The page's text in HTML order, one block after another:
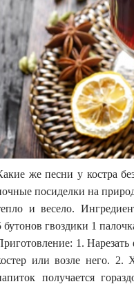
же песни у костра
посиделки на
и весело.
бутонов гвоздики 1
1.
или возле него. 2.
получается